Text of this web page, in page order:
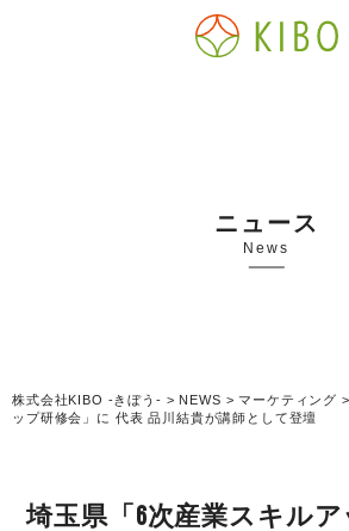
ニュース
News
株式会社KIBO -きぼう- > NEWS > マーケティング >
ップ研修会」に 代表 品川結貴が講師として登壇
埼玉県「6次産業スキル